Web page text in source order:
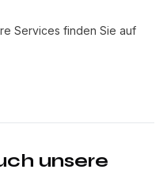
Services finden Sie auf
unsere